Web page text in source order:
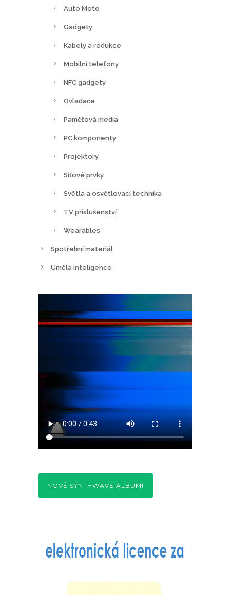
Auto Moto
Gadgety
Kabely a redukce
Mobilní telefony
NFC gadgety
Ovladače
Paměťová media
PC komponenty
Projektory
Síťové prvky
Světla a osvětlovací technika
TV příslušenství
Wearables
Spotřební materiál
Umělá inteligence
NOVÉ SYNTHWAVE ALBUM!